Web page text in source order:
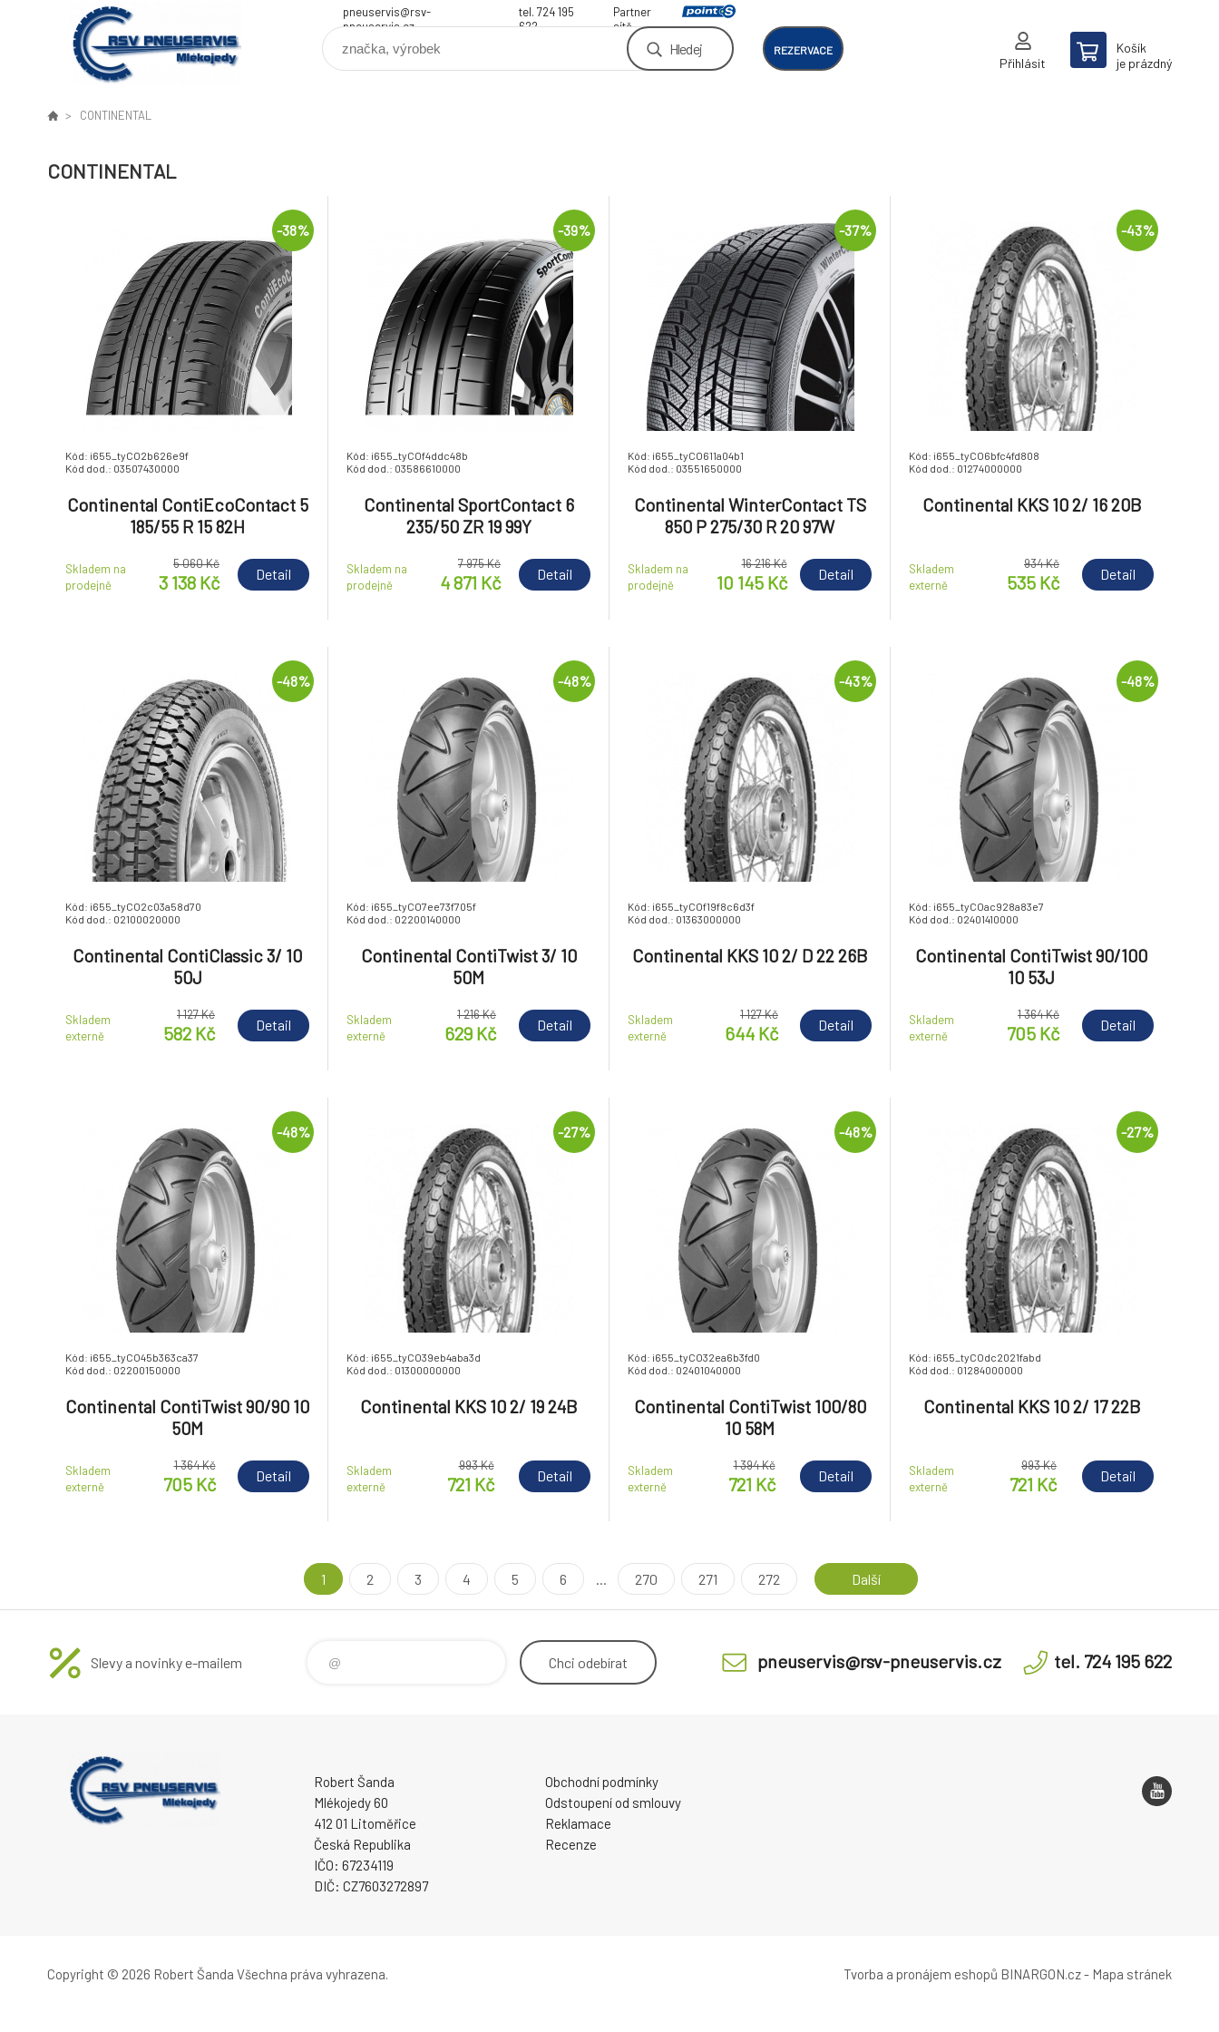
pneuservis@rsv-
pneuservis.cz
tel. 724 195
622
Partner
sítě
Hledej REZERVACE
Přihlásit
Košík
je prázdný
CONTINENTAL
CONTINENTAL
-38%
Kód: i655_tyCO2b626e9f
Kód dod.: 03507430000
Continental ContiEcoContact 5
185/55 R 15 82H
Skladem na
prodejně
5 060 Kč
3 138 Kč Detail
-39%
Kód: i655_tyCOf4ddc48b
Kód dod.: 03586610000
Continental SportContact 6
235/50 ZR 19 99Y
Skladem na
prodejně
7 975 Kč
4 871 Kč Detail
-37%
Kód: i655_tyCO611a04b1
Kód dod.: 03551650000
Continental WinterContact TS
850 P 275/30 R 20 97W
Skladem na
prodejně
16 216 Kč
10 145 Kč Detail
-43%
Kód: i655_tyCO6bfc4fd808
Kód dod.: 01274000000
Continental KKS 10 2/ 16 20B
Skladem
externě
934 Kč
535 Kč Detail
-48%
Kód: i655_tyCO2c03a58d70
Kód dod.: 02100020000
Continental ContiClassic 3/ 10
50J
Skladem
externě
1 127 Kč
582 Kč Detail
-48%
Kód: i655_tyCO7ee73f705f
Kód dod.: 02200140000
Continental ContiTwist 3/ 10
50M
Skladem
externě
1 216 Kč
629 Kč Detail
-43%
Kód: i655_tyCOf19f8c6d3f
Kód dod.: 01363000000
Continental KKS 10 2/ D 22 26B
Skladem
externě
1 127 Kč
644 Kč Detail
-48%
Kód: i655_tyCOac928a83e7
Kód dod.: 02401410000
Continental ContiTwist 90/100
10 53J
Skladem
externě
1 364 Kč
705 Kč Detail
-48%
Kód: i655_tyCO45b363ca37
Kód dod.: 02200150000
Continental ContiTwist 90/90 10
50M
Skladem
externě
1 364 Kč
705 Kč Detail
-27%
Kód: i655_tyCO39eb4aba3d
Kód dod.: 01300000000
Continental KKS 10 2/ 19 24B
Skladem
externě
993 Kč
721 Kč Detail
-48%
Kód: i655_tyCO32ea6b3fd0
Kód dod.: 02401040000
Continental ContiTwist 100/80
10 58M
Skladem
externě
1 394 Kč
721 Kč Detail
-27%
Kód: i655_tyCOdc2021fabd
Kód dod.: 01284000000
Continental KKS 10 2/ 17 22B
Skladem
externě
993 Kč
721 Kč Detail
1 2 3 4 5 6 ... 270 271 272 Další
Slevy a novinky e-mailem Chci odebírat pneuservis@rsv-pneuservis.cz tel. 724 195 622
Robert Šanda
Mlékojedy 60
412 01 Litoměřice
Česká Republika
IČO: 67234119
DIČ: CZ7603272897
Obchodní podmínky
Odstoupení od smlouvy
Reklamace
Recenze
Copyright © 2026 Robert Šanda Všechna práva vyhrazena. Tvorba a pronájem eshopů BINARGON.cz- Mapa stránek